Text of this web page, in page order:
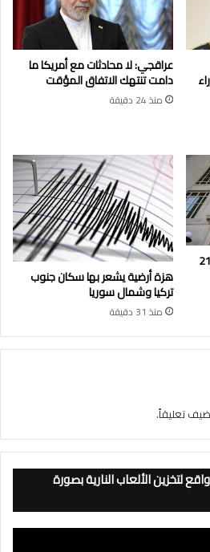
عراقجي: لا محادثات مع أمريكا ما
دامت تنتهك الاتفاق المؤقت
منذ 24 دقيقة
البنتاغون يمهل شركات السلاح 21
هزة أرضية يشعر بها سكان جنوب
تركيا وشمال سوريا
منذ 31 دقيقة
تعليقاً.
الألعاب النارية بصورة